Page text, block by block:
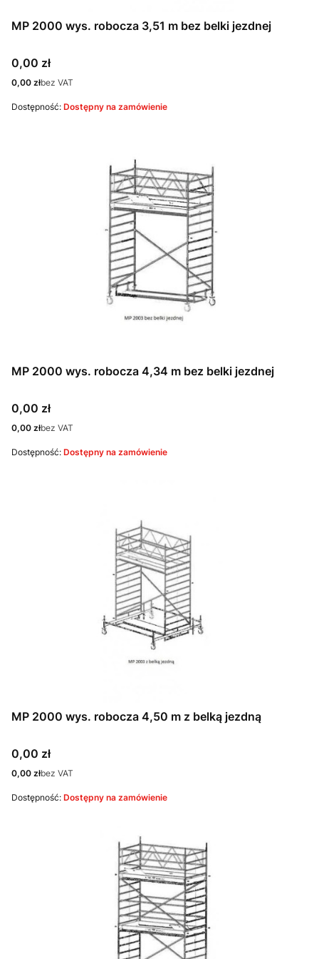
MP 2000 wys. robocza 3,51 m bez belki jezdnej
Cena
0,00 zł
Cena
0,00 złbez VAT
Dostępność: Dostępny na zamówienie
MP 2000 wys. robocza 4,34 m bez belki jezdnej
Cena
0,00 zł
Cena
0,00 złbez VAT
Dostępność: Dostępny na zamówienie
MP 2000 wys. robocza 4,50 m z belką jezdną
Cena
0,00 zł
Cena
0,00 złbez VAT
Dostępność: Dostępny na zamówienie